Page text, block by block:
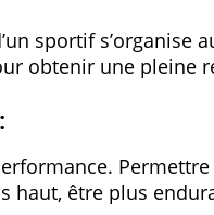
sportif s’organise
obtenir une pleine
haut, être plus